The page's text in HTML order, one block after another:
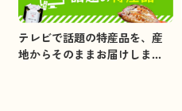
テレビで話題の特産品を、産
地からそのままお届けしま